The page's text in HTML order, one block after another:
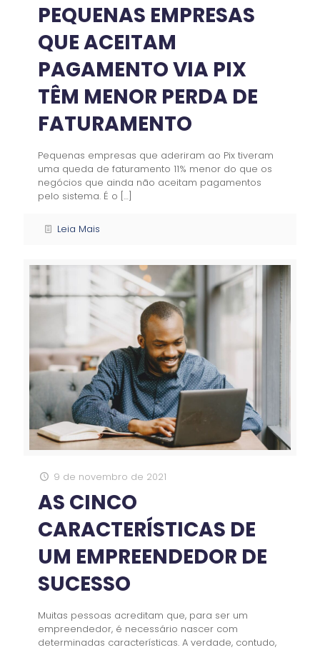
PEQUENAS EMPRESAS
QUE ACEITAM
PAGAMENTO VIA PIX
TÊM MENOR PERDA DE
FATURAMENTO
Pequenas empresas que aderiram ao Pix tiveram
uma queda de faturamento 11% menor do que os
negócios que ainda não aceitam pagamentos
pelo sistema. É o […]
Leia Mais
9 de novembro de 2021
AS CINCO
CARACTERÍSTICAS DE
UM EMPREENDEDOR DE
SUCESSO
Muitas pessoas acreditam que, para ser um
empreendedor, é necessário nascer com
determinadas características. A verdade, contudo,